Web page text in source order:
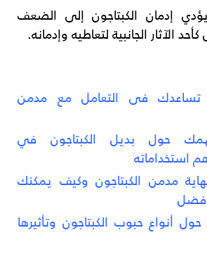
إدمان الكبتاجون إلى الضعف
الآثار الجانبية لتعاطيه وإدمانه.
تساعدك فى التعامل مع مدمن
حول بديل الكبتاجون في
استخداماته
مدمن الكبتاجون وكيف يمكنك
حول أنواع حبوب الكبتاجون وتأثيرها